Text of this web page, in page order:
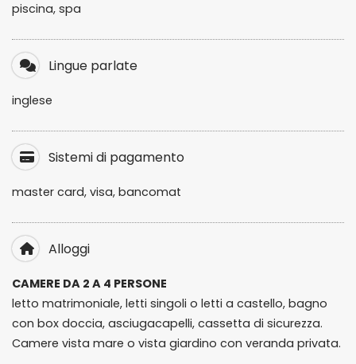
piscina, spa
Lingue parlate
inglese
Sistemi di pagamento
master card, visa, bancomat
Alloggi
CAMERE DA 2 A 4 PERSONE
letto matrimoniale, letti singoli o letti a castello, bagno
con box doccia, asciugacapelli, cassetta di sicurezza.
Camere vista mare o vista giardino con veranda privata.